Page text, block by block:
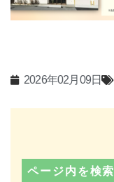
2026年02月09日
ページ内を検索